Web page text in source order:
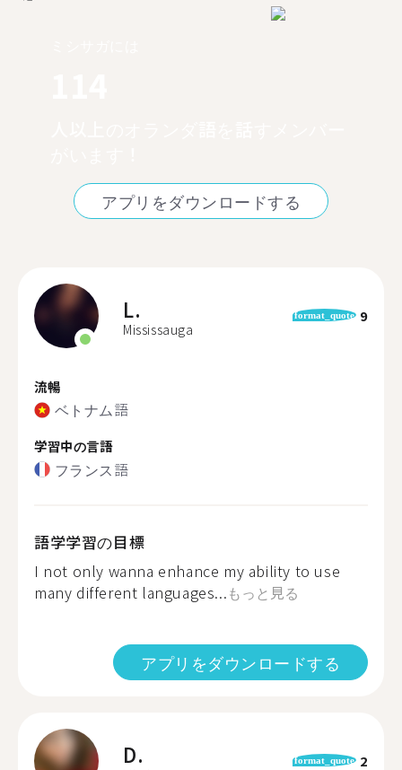
アプリをダウンロードする
L.
Mississauga
format_quote 9
流暢
ベトナム語
学習中の言語
フランス語
語学学習の目標
I not only wanna enhance my ability to use
many different languages...もっと見る
アプリをダウンロードする
D. format_quote 2